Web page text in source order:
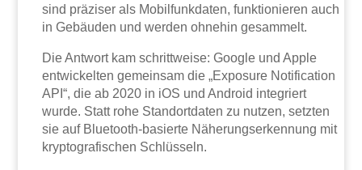
sind präziser als Mobilfunkdaten, funktionieren auch
in Gebäuden und werden ohnehin gesammelt.
Die Antwort kam schrittweise: Google und Apple
entwickelten gemeinsam die „Exposure Notification
API“, die ab 2020 in iOS und Android integriert
wurde. Statt rohe Standortdaten zu nutzen, setzten
sie auf Bluetooth-basierte Näherungserkennung mit
kryptografischen Schlüsseln.